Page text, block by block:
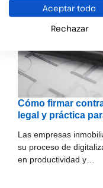
Cómo firmar
legal y práctica
Las empresas
su proceso de
en productividad y…
Aceptar todo
Rechazar